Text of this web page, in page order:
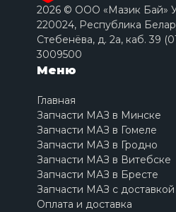
2026 © ООО «Мазик Бай»
220024, Республика
Стебенёва, д. 2a, каб. 39
3009500
Меню
Главная
Запчасти МАЗ в Минске
Запчасти МАЗ в Гомеле
Запчасти МАЗ в Гродно
Запчасти МАЗ в Витебске
Запчасти МАЗ в Бресте
Запчасти МАЗ с
Оплата и доставка